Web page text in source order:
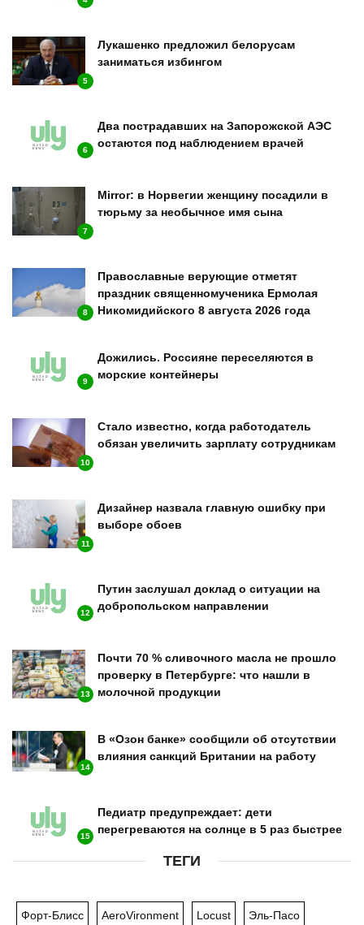
5
Лукашенко предложил белорусам
заниматься избингом
6
Два пострадавших на Запорожской АЭС
остаются под наблюдением врачей
7
Mirror: в Норвегии женщину посадили в
тюрьму за необычное имя сына
8
Православные верующие отметят
праздник священномученика Ермолая
Никомидийского 8 августа 2026 года
9
Дожились. Россияне переселяются в
морские контейнеры
10
Стало известно, когда работодатель
обязан увеличить зарплату сотрудникам
11
Дизайнер назвала главную ошибку при
выборе обоев
12
Путин заслушал доклад о ситуации на
добропольском направлении
13
Почти 70 % сливочного масла не прошло
проверку в Петербурге: что нашли в
молочной продукции
14
В «Озон банке» сообщили об отсутствии
влияния санкций Британии на работу
15
Педиатр предупреждает: дети
перегреваются на солнце в 5 раз быстрее
ТЕГИ
Форт-Блисс AeroVironment Locust Эль-Пасо